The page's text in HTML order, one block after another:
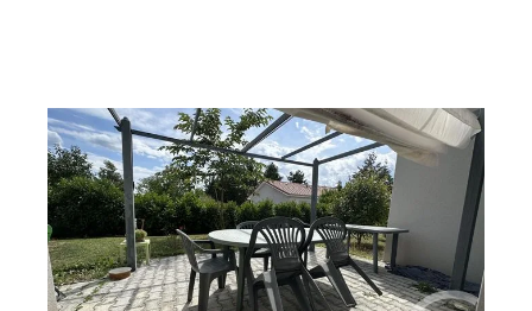
BLYES 01
113,46 m2, 5 pièces
Ref : 5308
Maison à vendre
349 000 €